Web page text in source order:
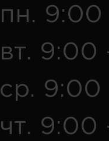
пн.
вт. 9:00
ср.
чт. 9:00